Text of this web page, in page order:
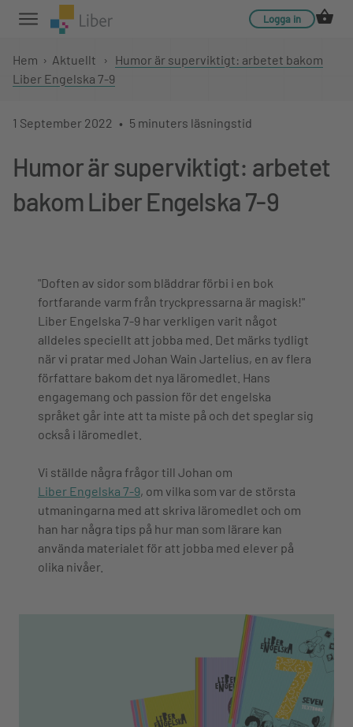
Logga in
Hem › Aktuellt › Humor är superviktigt: arbetet bakom
Liber Engelska 7-9
1 September 2022 5 minuters läsningstid
Humor är superviktigt: arbetet
bakom Liber Engelska 7-9
"Doften av sidor som bläddrar förbi i en bok
fortfarande varm från tryckpressarna är magisk!"
Liber Engelska 7-9 har verkligen varit något
alldeles speciellt att jobba med. Det märks tydligt
när vi pratar med Johan Wain Jartelius, en av flera
författare bakom det nya läromedlet. Hans
engagemang och passion för det engelska
språket går inte att ta miste på och det speglar sig
också i läromedlet.
Vi ställde några frågor till Johan om
Liber Engelska 7-9, om vilka som var de största
utmaningarna med att skriva läromedlet och om
han har några tips på hur man som lärare kan
använda materialet för att jobba med elever på
olika nivåer.